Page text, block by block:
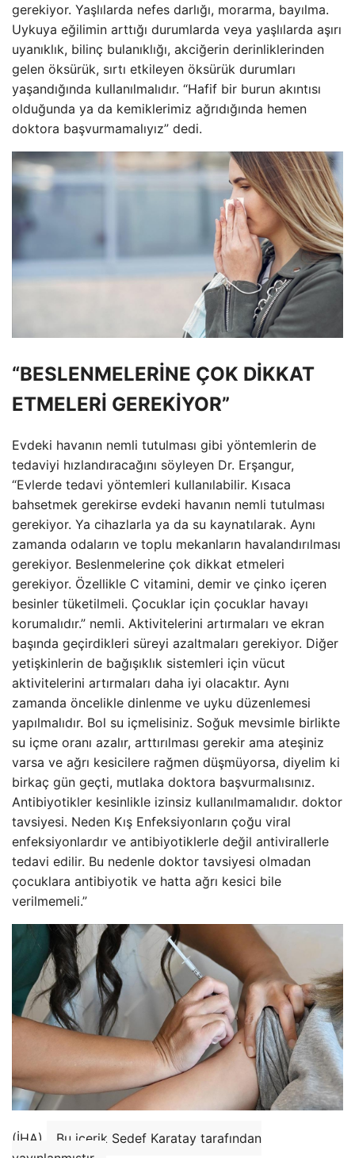
gerekiyor. Yaşlılarda nefes darlığı, morarma, bayılma.
Uykuya eğilimin arttığı durumlarda veya yaşlılarda aşırı
uyanıklık, bilinç bulanıklığı, akciğerin derinliklerinden
gelen öksürük, sırtı etkileyen öksürük durumları
yaşandığında kullanılmalıdır. “Hafif bir burun akıntısı
olduğunda ya da kemiklerimiz ağrıdığında hemen
doktora başvurmamalıyız” dedi.
“BESLENMELERİNE ÇOK DİKKAT
ETMELERİ GEREKİYOR”
Evdeki havanın nemli tutulması gibi yöntemlerin de
tedaviyi hızlandıracağını söyleyen Dr. Erşangur,
“Evlerde tedavi yöntemleri kullanılabilir. Kısaca
bahsetmek gerekirse evdeki havanın nemli tutulması
gerekiyor. Ya cihazlarla ya da su kaynatılarak. Aynı
zamanda odaların ve toplu mekanların havalandırılması
gerekiyor. Beslenmelerine çok dikkat etmeleri
gerekiyor. Özellikle C vitamini, demir ve çinko içeren
besinler tüketilmeli. Çocuklar için çocuklar havayı
korumalıdır.” nemli. Aktivitelerini artırmaları ve ekran
başında geçirdikleri süreyi azaltmaları gerekiyor. Diğer
yetişkinlerin de bağışıklık sistemleri için vücut
aktivitelerini artırmaları daha iyi olacaktır. Aynı
zamanda öncelikle dinlenme ve uyku düzenlemesi
yapılmalıdır. Bol su içmelisiniz. Soğuk mevsimle birlikte
su içme oranı azalır, arttırılması gerekir ama ateşiniz
varsa ve ağrı kesicilere rağmen düşmüyorsa, diyelim ki
birkaç gün geçti, mutlaka doktora başvurmalısınız.
Antibiyotikler kesinlikle izinsiz kullanılmamalıdır. doktor
tavsiyesi. Neden Kış Enfeksiyonların çoğu viral
enfeksiyonlardır ve antibiyotiklerle değil antivirallerle
tedavi edilir. Bu nedenle doktor tavsiyesi olmadan
çocuklara antibiyotik ve hatta ağrı kesici bile
verilmemeli.”
(İHA)
Bu içerik Sedef Karatay tarafından